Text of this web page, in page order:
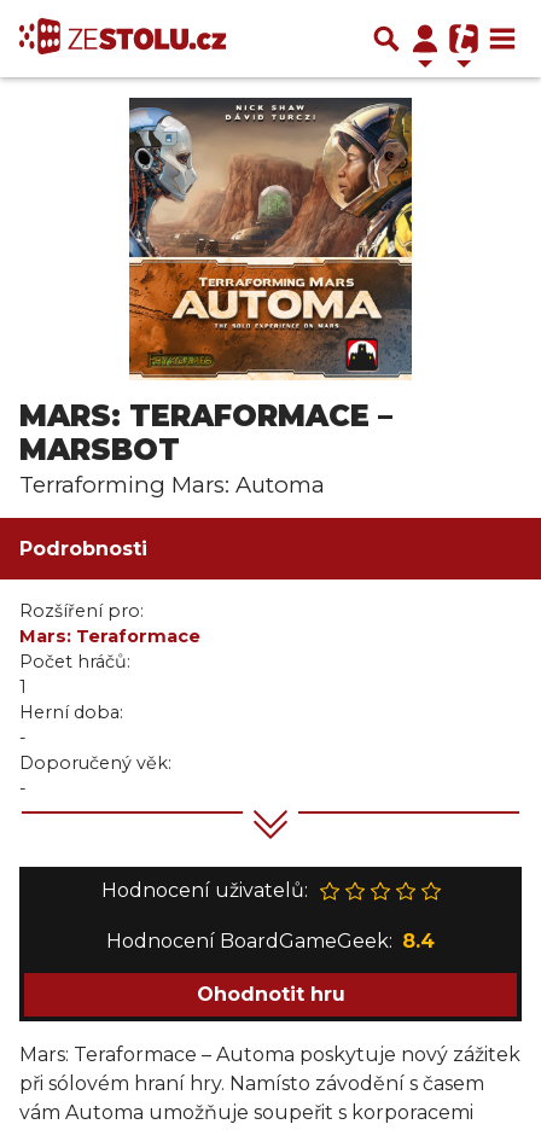
MARS: TERAFORMACE –
MARSBOT
Terraforming Mars: Automa
Podrobnosti
Rozšíření pro:
Mars: Teraformace
Počet hráčů:
1
Herní doba:
-
Doporučený věk:
-
Hodnocení uživatelů:
Hodnocení BoardGameGeek: 8.4
Ohodnotit hru
Mars: Teraformace – Automa poskytuje nový zážitek
při sólovém hraní hry. Namísto závodění s časem
vám Automa umožňuje soupeřit s korporacemi